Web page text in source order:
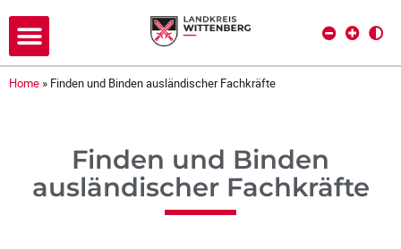
Home » Finden und Binden ausländischer Fachkräfte
Finden und Binden
ausländischer Fachkräfte